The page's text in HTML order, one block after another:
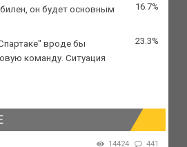
он будет основным
16.7%
вроде бы
команду. Ситуация
23.3%
14424 441